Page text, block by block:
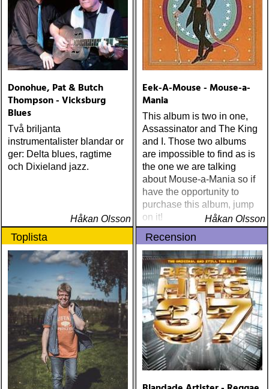
Donohue, Pat & Butch
Thompson - Vicksburg
Blues
Två briljanta
instrumentalister blandar or
ger: Delta blues, ragtime
och Dixieland jazz.
Håkan Olsson
Eek-A-Mouse - Mouse-a-
Mania
This album is two in one,
Assassinator and The King
and I. Those two albums
are impossible to find as is
the one we are talking
about Mouse-a-Mania so if
have the opportunity to
purchase this album, jump
on it!
Håkan Olsson
Toplista Recension